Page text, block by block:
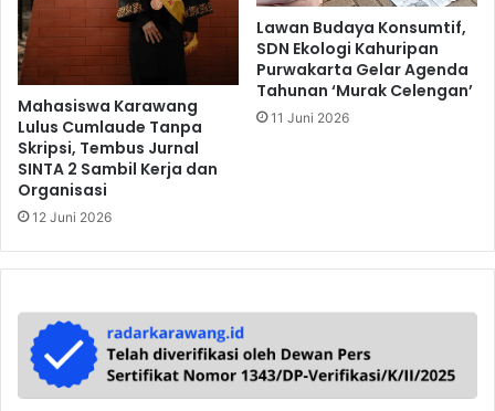
Mahasiswa Karawang
Lulus Cumlaude Tanpa
Skripsi, Tembus Jurnal
SINTA 2 Sambil Kerja dan
Organisasi
12 Juni 2026
Lawan Budaya Konsumtif,
SDN Ekologi Kahuripan
Purwakarta Gelar Agenda
Tahunan ‘Murak Celengan’
11 Juni 2026